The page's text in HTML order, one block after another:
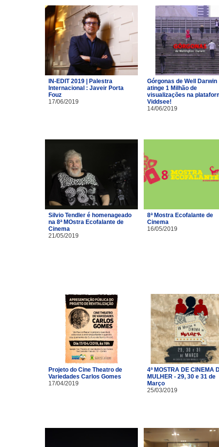
IN-EDIT 2019 | Palestra
Internacional : Javeir Porta
Fouz
17/06/2019
Górgonas de Well Darwin
atinge 1 Milhão de
visualizações na
Viddsee!
14/06/2019
Silvio Tendler é homenageado
na 8ª MOstra Ecofalante de
Cinema
21/05/2019
8ª Mostra Ecofalante de
Cinema
16/05/2019
Projeto do Cine Theatro de
Variedades Carlos Gomes
17/04/2019
4ª MOSTRA DE CINEMA
MULHER - 29, 30 e 31 de
Março
25/03/2019